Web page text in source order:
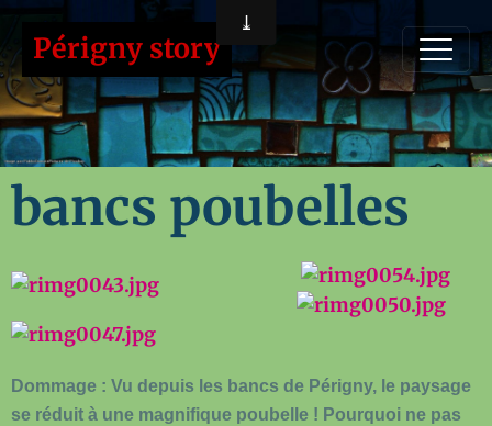
Périgny story
bancs poubelles
Dommage : Vu depuis les bancs de Périgny, le paysage
se réduit à une magnifique poubelle ! Pourquoi ne pas